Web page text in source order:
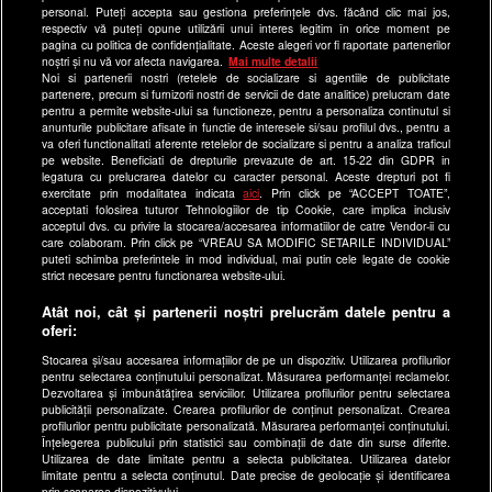
Echipa editorială
Site-uri Antena Group
a1.ro
antenastars.ro
as.ro
catine.ro
chefi.ro
deparinti.ro
medicool.ro
spynews.ro
useit.ro
retetefeldefel.ro
zutv.ro
Trends AntenaPLAY
AntenaPLAY
personal. Puteți accepta sau gestiona preferințele dvs. făcând clic mai jos,
respectiv vă puteți opune utilizării unui interes legitim în orice moment pe
pagina cu politica de confidențialitate. Aceste alegeri vor fi raportate partenerilor
noștri și nu vă vor afecta navigarea.
Mai multe detalii
Noi si partenerii nostri (retelele de socializare si agentiile de publicitate
partenere, precum si furnizorii nostri de servicii de date analitice) prelucram date
pentru a permite website-ului sa functioneze, pentru a personaliza continutul si
anunturile publicitare afisate in functie de interesele si/sau profilul dvs., pentru a
va oferi functionalitati aferente retelelor de socializare si pentru a analiza traficul
pe website. Beneficiati de drepturile prevazute de art. 15-22 din GDPR in
legatura cu prelucrarea datelor cu caracter personal. Aceste drepturi pot fi
exercitate prin modalitatea indicataaici . Prin click pe “ACCEPT TOATE”,
acceptati folosirea tuturor Tehnologiilor de tip Cookie, care implica inclusiv
acceptul dvs. cu privire la stocarea/accesarea informatiilor de catre Vendor-ii cu
care colaboram. Prin click pe “VREAU SA MODIFIC SETARILE INDIVIDUAL”
puteti schimba preferintele in mod individual, mai putin cele legate de cookie
strict necesare pentru functionarea website-ului.
Atât noi, cât și partenerii noștri prelucrăm datele pentru a
oferi:
Stocarea și/sau accesarea informațiilor de pe un dispozitiv. Utilizarea profilurilor
pentru selectarea conținutului personalizat. Măsurarea performanței reclamelor.
Dezvoltarea și îmbunătățirea serviciilor. Utilizarea profilurilor pentru selectarea
publicității personalizate. Crearea profilurilor de conținut personalizat. Crearea
profilurilor pentru publicitate personalizată. Măsurarea performanței conținutului.
Înțelegerea publicului prin statistici sau combinații de date din surse diferite.
Utilizarea de date limitate pentru a selecta publicitatea. Utilizarea datelor
limitate pentru a selecta conținutul. Date precise de geolocație și identificarea